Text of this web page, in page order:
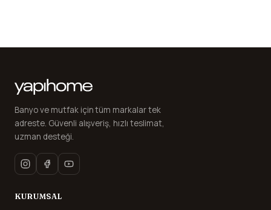
Banyo ve mutfak için tüm markalar tek
adreste. Güvenli alışveriş, hızlı teslimat,
uzman desteği.
KURUMSAL